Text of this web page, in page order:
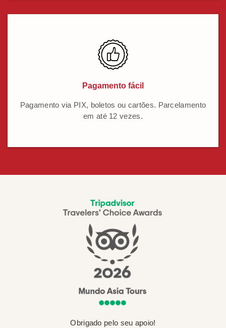
Pagamento fácil
Pagamento via PIX, boletos ou cartões. Parcelamento
em até 12 vezes.
Obrigado pelo seu apoio!